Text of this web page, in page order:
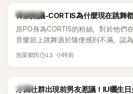
熱議討論
韓娛熱議-CORTIS為什麼現在跳舞
原PO身為CORTIS的粉絲，對於他們
音樂節上跳舞過於隨便感到不滿，認
原因，希望他們能更認真地表演。
泡菜鄉民 13 小時前
韓星
才因社群出現前男友惹議！IU曬生